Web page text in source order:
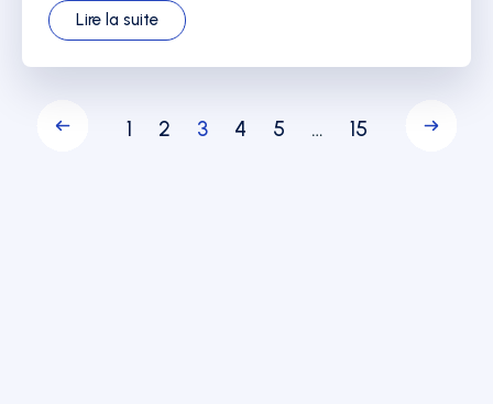
Lire la suite
1 2 3 4 5 … 15